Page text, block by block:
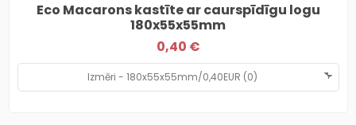
Eco Macarons kastīte ar caurspīdīgu logu
180x55x55mm
0,40 €